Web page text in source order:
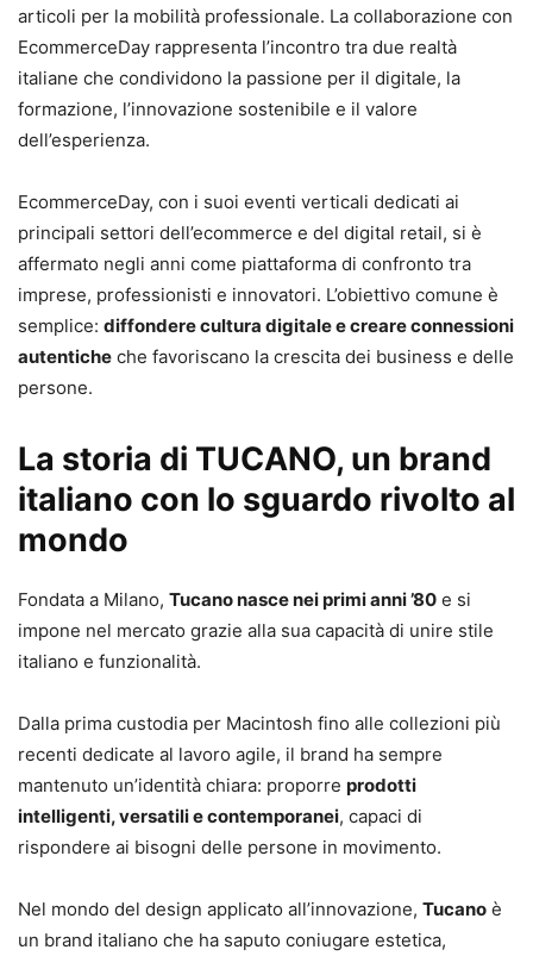
articoli per la mobilità professionale. La collaborazione con
EcommerceDay rappresenta l’incontro tra due realtà
italiane che condividono la passione per il digitale, la
formazione, l’innovazione sostenibile e il valore
dell’esperienza.
EcommerceDay, con i suoi eventi verticali dedicati ai
principali settori dell’ecommerce e del digital retail, si è
affermato negli anni come piattaforma di confronto tra
imprese, professionisti e innovatori. L’obiettivo comune è
semplice: diffondere cultura digitale e creare connessioni
autentiche che favoriscano la crescita dei business e delle
persone.
La storia di TUCANO, un brand
italiano con lo sguardo rivolto al
mondo
Fondata a Milano, Tucano nasce nei primi anni ’80 e si
impone nel mercato grazie alla sua capacità di unire stile
italiano e funzionalità.
Dalla prima custodia per Macintosh fino alle collezioni più
recenti dedicate al lavoro agile, il brand ha sempre
mantenuto un’identità chiara: proporre prodotti
intelligenti, versatili e contemporanei, capaci di
rispondere ai bisogni delle persone in movimento.
Nel mondo del design applicato all’innovazione, Tucano è
un brand italiano che ha saputo coniugare estetica,